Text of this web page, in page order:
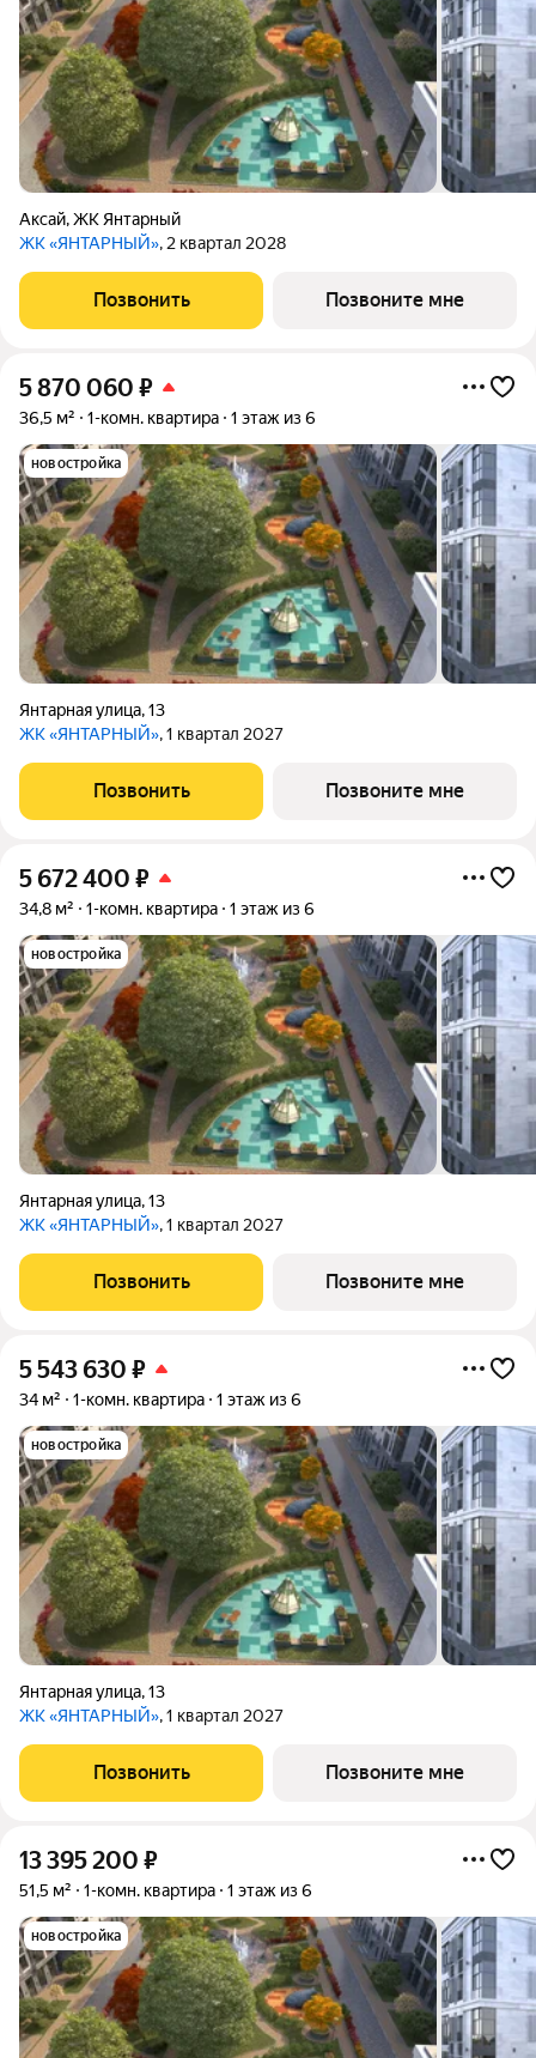
Аксай,ЖК Янтарный
ЖК «ЯНТАРНЫЙ», 2 квартал 2028
Позвонить Позвоните мне
5 870 060 ₽
36,5 м² 1-комн. квартира 1 этаж из 6
новостройка
Янтарная улица,13
ЖК «ЯНТАРНЫЙ», 1 квартал 2027
Позвонить Позвоните мне
5 672 400 ₽
34,8 м² 1-комн. квартира 1 этаж из 6
новостройка
Янтарная улица,13
ЖК «ЯНТАРНЫЙ», 1 квартал 2027
Позвонить Позвоните мне
5 543 630 ₽
34 м² 1-комн. квартира 1 этаж из 6
новостройка
Янтарная улица,13
ЖК «ЯНТАРНЫЙ», 1 квартал 2027
Позвонить Позвоните мне
13 395 200 ₽
51,5 м² 1-комн. квартира 1 этаж из 6
новостройка